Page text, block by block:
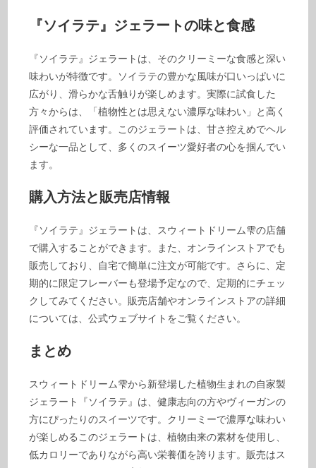
『ソイラテ』ジェラートの味と食感
『ソイラテ』ジェラートは、そのクリーミーな食感と深い
味わいが特徴です。ソイラテの豊かな風味が口いっぱいに
広がり、滑らかな舌触りが楽しめます。実際に試食した
方々からは、「植物性とは思えない濃厚な味わい」と高く
評価されています。このジェラートは、甘さ控えめでヘル
シーな一品として、多くのスイーツ愛好者の心を掴んでい
ます。
購入方法と販売店情報
『ソイラテ』ジェラートは、スウィートドリーム雫の店舗
で購入することができます。また、オンラインストアでも
販売しており、自宅で簡単に注文が可能です。さらに、定
期的に限定フレーバーも登場予定なので、定期的にチェッ
クしてみてください。販売店舗やオンラインストアの詳細
については、公式ウェブサイトをご覧ください。
まとめ
スウィートドリーム雫から新登場した植物生まれの自家製
ジェラート『ソイラテ』は、健康志向の方やヴィーガンの
方にぴったりのスイーツです。クリーミーで濃厚な味わい
が楽しめるこのジェラートは、植物由来の素材を使用し、
低カロリーでありながら高い栄養価を誇ります。販売はス